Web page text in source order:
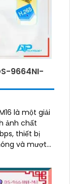
9664NI-
là một giải
ảnh chất
và mượt